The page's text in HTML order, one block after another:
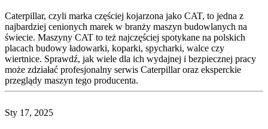
Caterpillar, czyli marka częściej kojarzona jako CAT, to jedna z
najbardziej cenionych marek w branży maszyn budowlanych na
świecie. Maszyny CAT to też najczęściej spotykane na polskich
placach budowy ładowarki, koparki, spycharki, walce czy
wiertnice. Sprawdź, jak wiele dla ich wydajnej i bezpiecznej pracy
może zdziałać profesjonalny serwis Caterpillar oraz eksperckie
przeglądy maszyn tego producenta.
Sty 17, 2025